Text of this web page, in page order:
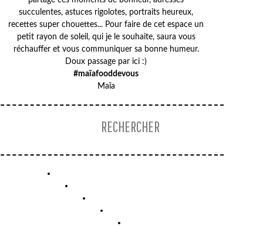
succulentes, astuces rigolotes, portraits heureux,
recettes super chouettes... Pour faire de cet espace un
petit rayon de soleil, qui je le souhaite, saura vous
réchauffer et vous communiquer sa bonne humeur.
Doux passage par ici :)
#maïafooddevous
Maïa
WEEK
AMSTERDAM